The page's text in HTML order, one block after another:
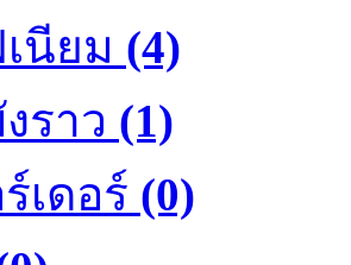
นียม (4)
ราว (1)
เดอร์ (0)